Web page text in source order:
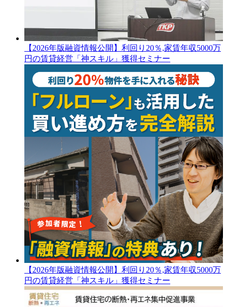
【2026年版融資情報公開】利回り20％,家賃年収5000万
円の賃貸経営「神スキル」獲得セミナー
【2026年版融資情報公開】利回り20％,家賃年収5000万
円の賃貸経営「神スキル」獲得セミナー